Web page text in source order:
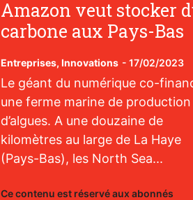
Amazon veut stocker
carbone aux Pays-Bas
Entreprises, Innovations - 17/02/2023
Le géant du numérique co-
une ferme marine de production
d’algues. A une douzaine de
kilomètres au large de La Haye
(Pays-Bas), les North Sea...
Ce contenu est réservé aux abonnés